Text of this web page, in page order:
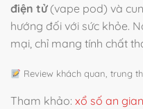
điện tử(vape pod) và
hướng đối với sức khỏe.
mại, chỉ mang tính chất
Review khách quan, trung
Tham khảo: xổ số an